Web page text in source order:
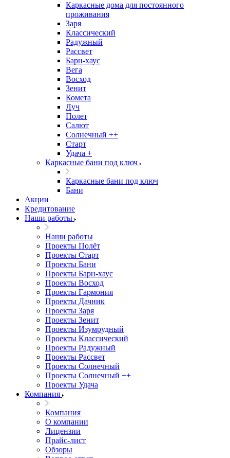
Каркасные дома для постоянного
проживания
Заря
Классический
Радужный
Рассвет
Барн-хаус
Вега
Восход
Зенит
Комета
Луч
Полет
Салют
Солнечный ++
Старт
Удача +
Каркасные бани под ключ
Каркасные бани под ключ
Бани
Акции
Кредитование
Наши работы
Наши работы
Проекты Полёт
Проекты Старт
Проекты Бани
Проекты Барн-хаус
Проекты Восход
Проекты Гармония
Проекты Дачник
Проекты Заря
Проекты Зенит
Проекты Изумрудный
Проекты Классический
Проекты Радужный
Проекты Рассвет
Проекты Солнечный
Проекты Солнечный ++
Проекты Удача
Компания
Компания
О компании
Лицензии
Прайс-лист
Обзоры